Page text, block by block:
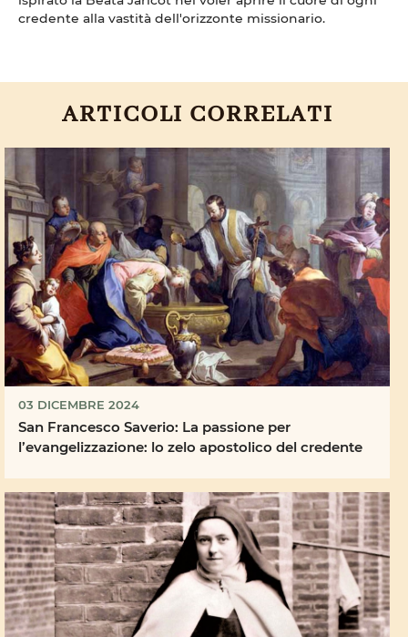
credente alla vastità dell'orizzonte missionario.
ARTICOLI CORRELATI
03 DICEMBRE 2024
San Francesco Saverio: La passione per
l’evangelizzazione: lo zelo apostolico del credente